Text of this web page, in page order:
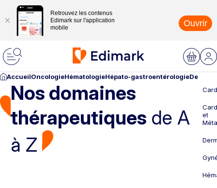
Retrouvez les contenus
Edimark sur l'application
mobile
Ouvrir
AccueilOncologieHématologieHépato-gastroentérologie
Nos domaines
thérapeutiques de A
à Z
et